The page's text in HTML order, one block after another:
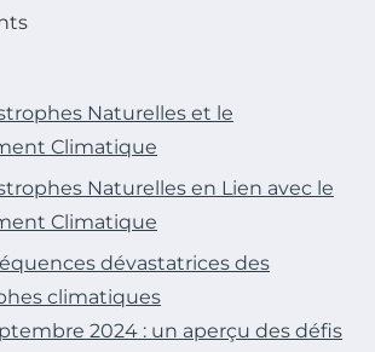
Naturelles et le
Climatique
Naturelles en Lien avec le
Climatique
dévastatrices des
climatiques
2024 : un aperçu des défis